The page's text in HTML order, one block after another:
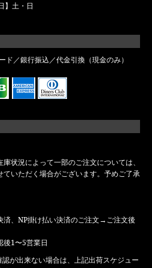
】土・日
ド／銀行振込／代金引換（現金のみ）
状況によって一部のご注文については、
いただく場合がございます。予めご了承
済、NP掛け払い決済のご注文→ご注文後
後1〜5営業日
が出来ない場合は、上記出荷スケジュー